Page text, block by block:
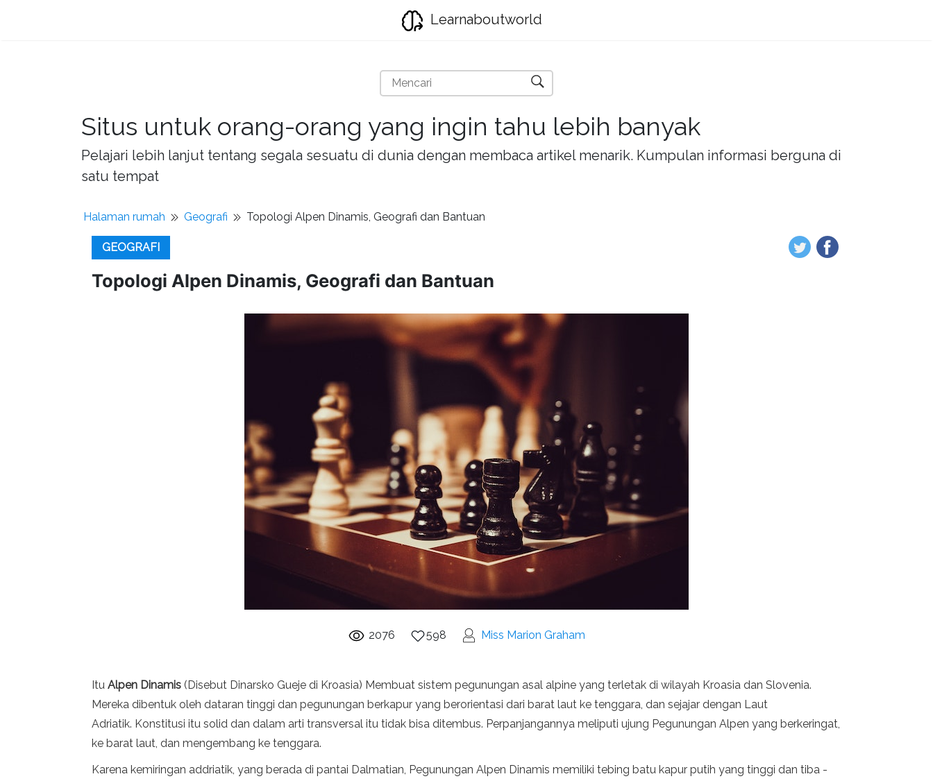
Learnaboutworld
Situs untuk orang-orang yang ingin tahu lebih banyak
Pelajari lebih lanjut tentang segala sesuatu di dunia dengan membaca artikel menarik. Kumpulan informasi berguna di
satu tempat
Halaman rumah Geografi Topologi Alpen Dinamis, Geografi dan Bantuan
GEOGRAFI
Topologi Alpen Dinamis, Geografi dan Bantuan
2076 598 Miss Marion Graham
Itu Alpen Dinamis (Disebut Dinarsko Gueje di Kroasia) Membuat sistem pegunungan asal alpine yang terletak di wilayah Kroasia dan Slovenia.
Mereka dibentuk oleh dataran tinggi dan pegunungan berkapur yang berorientasi dari barat laut ke tenggara, dan sejajar dengan Laut
Adriatik. Konstitusi itu solid dan dalam arti transversal itu tidak bisa ditembus. Perpanjangannya meliputi ujung Pegunungan Alpen yang berkeringat,
ke barat laut, dan mengembang ke tenggara.
Karena kemiringan addriatik, yang berada di pantai Dalmatian, Pegunungan Alpen Dinamis memiliki tebing batu kapur putih yang tinggi dan tiba -